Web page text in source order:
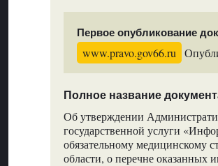
Первое опубликование
www.pravo.gov66.ru
Полное название
Об утверждении
государственной услуги
обязательному медицинскому
области, о перечне оказанных